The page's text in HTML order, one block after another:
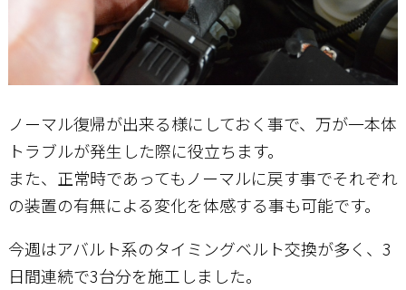
ノーマル復帰が出来る様にしておく事で、万が一本体
トラブルが発生した際に役立ちます。
また、正常時であってもノーマルに戻す事でそれぞれ
の装置の有無による変化を体感する事も可能です。
今週はアバルト系のタイミングベルト交換が多く、3
日間連続で3台分を施工しました。